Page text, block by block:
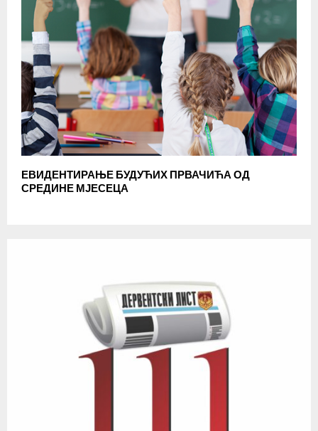
ЕВИДЕНТИРАЊЕ БУДУЋИХ ПРВАЧИЋА ОД
СРЕДИНЕ МЈЕСЕЦА